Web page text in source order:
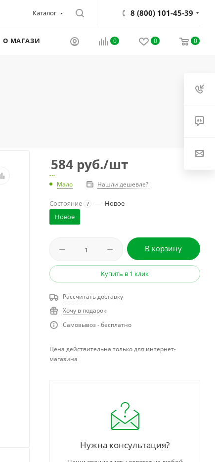
Каталог 8 (800) 101-45-39
0 0 0
О МАГАЗИНЕ
584 руб./шт
Мало Нашли дешевле?
Состояние ? — Новое
Новое
В корзину
Купить в 1 клик
Рассчитать доставку
Хочу в подарок
Самовывоз - бесплатно
Цена действительна только для интернет-
магазина
Нужна консультация?